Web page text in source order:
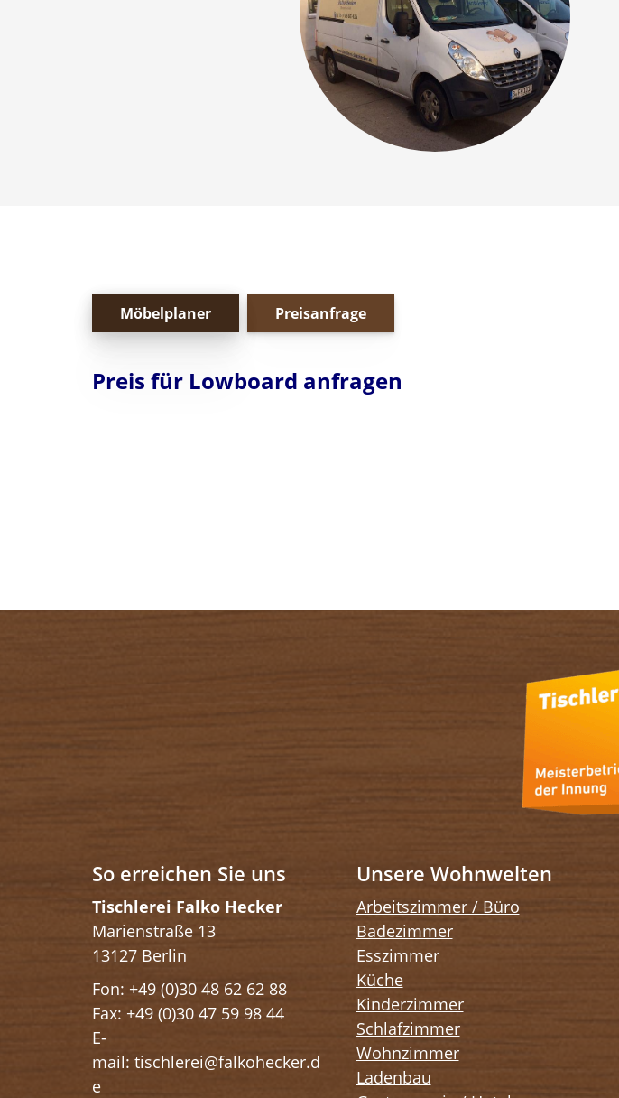
Möbelplaner Preisanfrage
Preis für Lowboard anfragen
So erreichen Sie uns
Tischlerei Falko Hecker
Marienstraße 13
13127 Berlin
Fon: +49 (0)30 48 62 62 88
Fax: +49 (0)30 47 59 98 44
E-
mail: tischlerei@falkohecker.d
e
Unsere Wohnwelten
Arbeitszimmer / Büro
Badezimmer
Esszimmer
Küche
Kinderzimmer
Schlafzimmer
Wohnzimmer
Ladenbau